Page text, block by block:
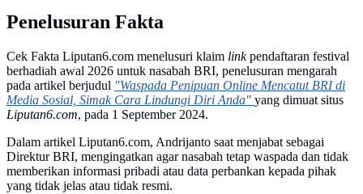
Penelusuran Fakta
Cek Fakta Liputan6.com menelusuri klaim linkpendaftaran festival
berhadiah awal 2026 untuk nasabah BRI, penelusuran mengarah
pada artikel berjudul "Waspada Penipuan Online Mencatut BRI di
Media Sosial, Simak Cara Lindungi Diri Anda" yang dimuat situs
Liputan6.com, pada 1 September 2024.
Dalam artikel Liputan6.com, Andrijanto saat menjabat sebagai
Direktur BRI, mengingatkan agar nasabah tetap waspada dan tidak
memberikan informasi pribadi atau data perbankan kepada pihak
yang tidak jelas atau tidak resmi.